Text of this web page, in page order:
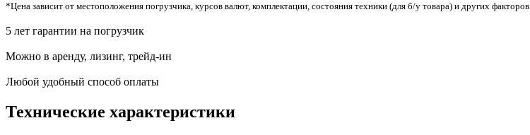
*Цена зависит от местоположения погрузчика, курсов валют, комплектации, состояния техники (для б/у товара) и других факторов
5 лет гарантии на погрузчик
Можно в аренду, лизинг, трейд-ин
Любой удобный способ оплаты
Технические характеристики